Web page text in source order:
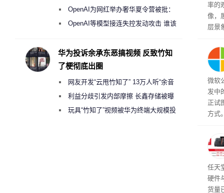
率的
像，
层景
然》
微软
发中
正试
方式
a）
发工
注。
界》
任天
硬件
货量
《人工智能法案》全新执法权限审查
OpenAI为网红举办奢华夏令营被批：
2000美元一晚 遭讽“反乌托邦”
OpenAI等模型接连失控发动攻击 谁该
华为投诉余承东恶搞视频 反致竹知
了梗彻底出圈
网友开发“云甩竹知了” 13万人听“余音
绕梁”利益分歧引发内部摩擦 长鑫存储被曝
曾将华为驻场工程师驱逐出研发基地
玩具“竹知了”视频被华为终端大规模投